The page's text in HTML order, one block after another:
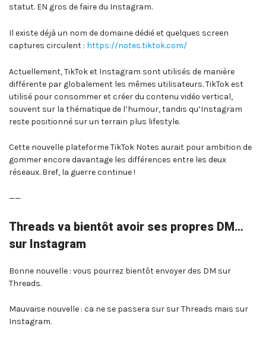
statut. EN gros de faire du Instagram.
Il existe déjà un nom de domaine dédié et quelques screen
captures circulent : https://notes.tiktok.com/
Actuellement, TikTok et Instagram sont utilisés de manière
différente par globalement les mêmes utilisateurs. TikTok est
utilisé pour consommer et créer du contenu vidéo vertical,
souvent sur la thématique de l’humour, tandis qu’Instagram
reste positionné sur un terrain plus lifestyle.
Cette nouvelle plateforme TikTok Notes aurait pour ambition de
gommer encore davantage les différences entre les deux
réseaux. Bref, la guerre continue !
——
Threads va bientôt avoir ses propres DM…
sur Instagram
Bonne nouvelle : vous pourrez bientôt envoyer des DM sur
Threads.
Mauvaise nouvelle : ca ne se passera sur sur Threads mais sur
Instagram.